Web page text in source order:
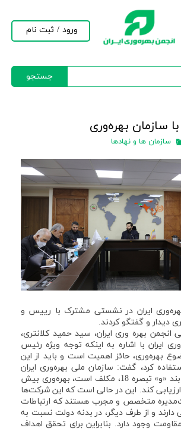
جستجو
ورود / ثبت نام
بهره‌وری
سازمان ها و نهادها
ایران در نشستی مشترک با رییس و
دیدار و گفتگو کردند.
انجمن بهره وری ایران، سید حمید کلانتری،
ایران با اشاره به اینکه توجه ویژه رئیس
بهره‌وری، حائز اهمیت است و باید از این
کرد، گفت: سازمان ملی بهره‌وری ایران
طبق آیین‌نامه اجرایی بند «و» تبصره 18، مکلف است، بهره‌وری بیش
را ارزیابی کند. این در حالی است که این شرکت‌ها
هیئت‌مدیره متخصص و مجرب هستند که ارتباطات
و از طرف دیگر، در بدنه دولت نسبت به
وجود دارد. بنابراین برای تحقق اهداف